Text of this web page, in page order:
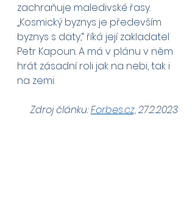
zachraňuje maledivské řasy.
„Kosmický byznys je především
byznys s daty,“ říká její zakladatel
Petr Kapoun. A má v plánu v něm
hrát zásadní roli jak na nebi, tak i
na zemi.
Zdroj článku: Forbes.cz, 27.2.2023